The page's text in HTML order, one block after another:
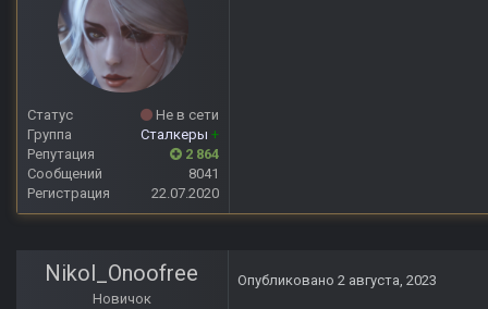
Статус
Не в сети
Группа
Сталкеры +
Репутация
2 864
Сообщений
8041
Регистрация
22.07.2020
Nikol_Onoofree
Новичок
Опубликовано 2 августа, 2023